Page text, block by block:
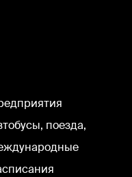
поезда,